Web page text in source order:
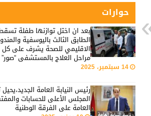
حوارات
بعد ان اختل توازنها طفلة
الطابق الثالث باليوسفية
الاقليمي للصحة يشرف على كل
مراحل العلاج بالمستشفى “صور”
14 سبتمبر، 2025
رئيس النيابة العامة الجديد،يحيل
المجلس الأعلى للحسابات
العامة على الفرقة الوطنية